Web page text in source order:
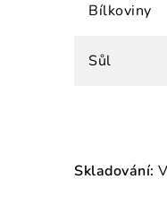
Bílkoviny
Sůl
Skladování: